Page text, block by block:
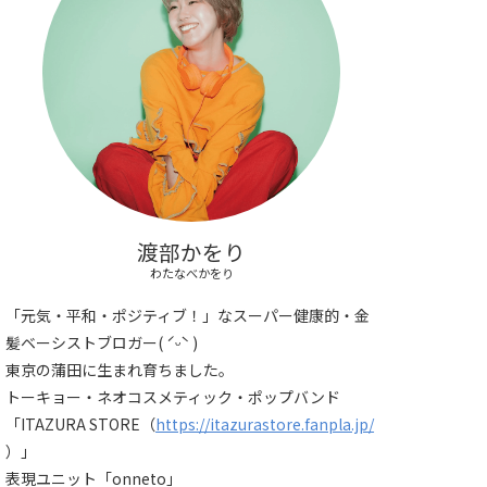
渡部かをり
わたなべかをり
「元気・平和・ポジティブ！」なスーパー健康的・金
髪ベーシストブロガー( ˊᵕˋ )
東京の蒲田に生まれ育ちました。
トーキョー・ネオコスメティック・ポップバンド
「ITAZURA STORE（https://itazurastore.fanpla.jp/
）」
表現ユニット「onneto」